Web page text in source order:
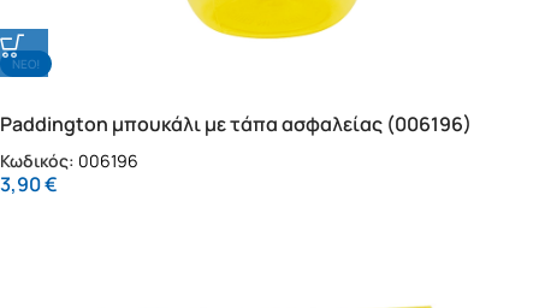
NΕΟ!
Paddington μπουκάλι με τάπα ασφαλείας (006196)
Κωδικός: 006196
3,90€